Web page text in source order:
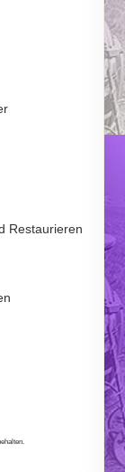
Restaurieren